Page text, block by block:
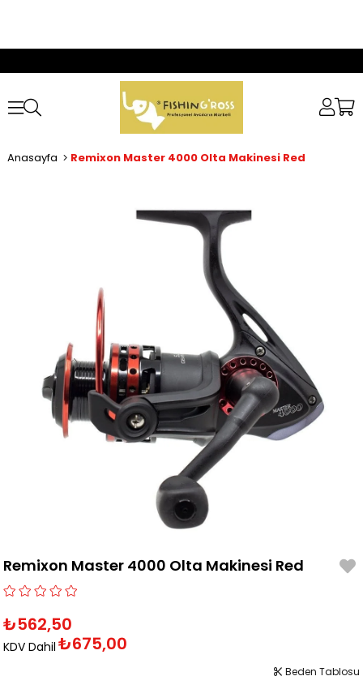
Anasayfa Remixon Master 4000 Olta Makinesi Red
Remixon Master 4000 Olta Makinesi Red
₺562,50
KDV Dahil ₺675,00
Beden Tablosu